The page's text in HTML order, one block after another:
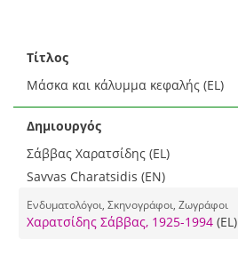
Τίτλος
Μάσκα και κάλυμμα κεφαλής (EL)
Δημιουργός
Σάββας Χαρατσίδης (EL)
Savvas Charatsidis (EN)
Ενδυματολόγοι, Σκηνογράφοι, Ζωγράφοι
Χαρατσίδης Σάββας, 1925-1994 (EL)